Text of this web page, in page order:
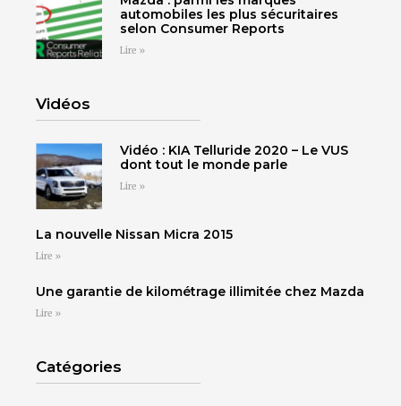
automobiles les plus sécuritaires
selon Consumer Reports
Lire »
Vidéos
Vidéo : KIA Telluride 2020 – Le VUS
dont tout le monde parle
Lire »
La nouvelle Nissan Micra 2015
Lire »
Une garantie de kilométrage illimitée chez Mazda
Lire »
Catégories